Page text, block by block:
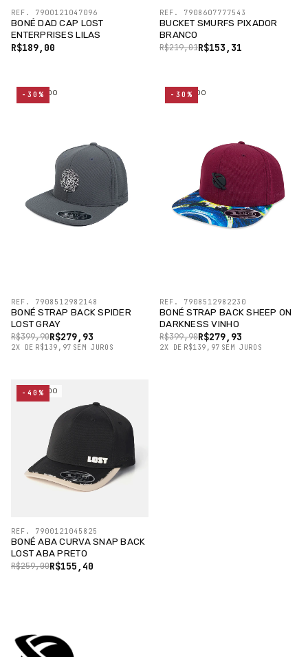
BONÉ DAD CAP LOST
ENTERPRISES LILAS
R$189,00
REF. 7900121047096
BUCKET SMURFS PIXADOR
BRANCO
R$153,31
R$219,01
REF. 7908607777543
ESGOTADO
BONÉ STRAP BACK SPIDER
LOST GRAY
R$279,93
R$399,90
2X DE R$139,97 SEM JUROS
REF. 7908512982148
-30% ESGOTADO
BONÉ STRAP BACK SHEEP ON
DARKNESS VINHO
R$279,93
R$399,90
2X DE R$139,97 SEM JUROS
REF. 7908512982230
-30%
ESGOTADO
BONÉ ABA CURVA SNAP BACK
LOST ABA PRETO
R$155,40
R$259,00
REF. 7900121045825
-40%